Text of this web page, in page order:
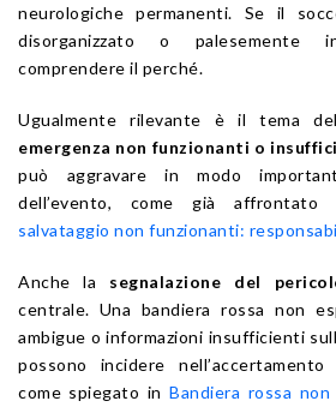
neurologiche permanenti. Se il
disorganizzato o palesemente
comprendere il perché.
Ugualmente rilevante è il tema
emergenza non funzionanti o
può aggravare in modo
dell’evento, come già
salvataggio non funzionanti:
Anche la segnalazione del
centrale. Una bandiera rossa non
ambigue o informazioni insufficienti
possono incidere
come spiegato inBandiera rossa